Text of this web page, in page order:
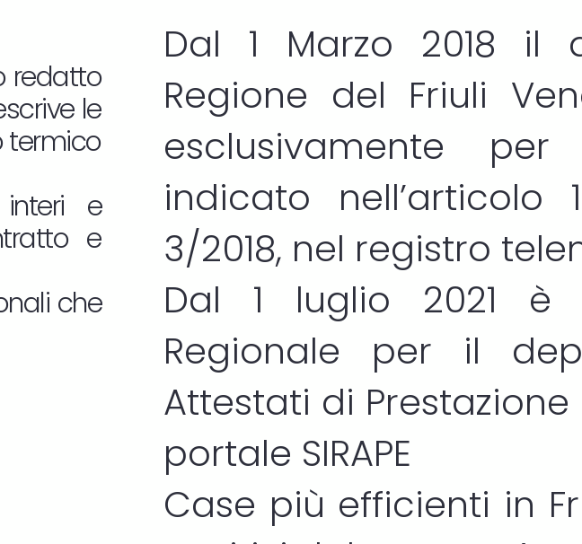
redatto
le
termico
e
e
che
Dal 1 Marzo 2018 il
Regione del Friuli
esclusivamente
indicato
3/2018, nel registro
Dal 1 luglio 2021 è
Regionale per il
Attestati di Prestazione
portale SIRAPE
Case più efficienti in